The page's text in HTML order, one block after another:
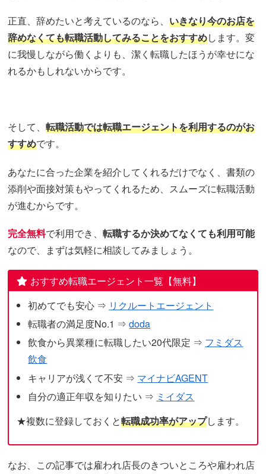
正直、辞めたいと考えているのなら、いきなり今のお店を
辞めなくても転職活動してみることをおすすめします。変
に我慢しながら働くよりも、潔く転職したほうが幸せにな
れるかもしれないからです。
そして、転職活動では転職エージェントを利用するのがお
すすめです。
あなたに合った企業を紹介してくれるだけでなく、書類の
添削や面接対策もやってくれるため、スムーズに転職活動
が進むからです。
完全無料で利用でき、転職するか決めてなくても利用可能
なので、まずは気軽に相談してみましょう。
おすすめ転職エージェント一覧【無料】
初めてでも安心 ⇒ リクルートエージェント
転職者の満足度No.1 ⇒doda
飲食から異業種に転職したい20代限定 ⇒ フミダス
飲食
キャリアが浅くて不安 ⇒ マイナビAGENT
自分の適正年収を知りたい ⇒ ミイダス
★複数に登録しておくと転職成功率がアップします。
なお、この記事では雇われ店長のきついところや雇われ店